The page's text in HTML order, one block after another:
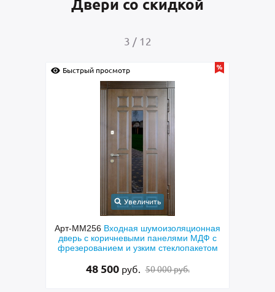
Двери со скидкой
3 / 12
Быстрый просмотр
Увеличить
Арт-ММ256 Входная шумоизоляционная
дверь с коричневыми панелями МДФ с
фрезерованием и узким стеклопакетом
48 500 руб. 50 000 руб.